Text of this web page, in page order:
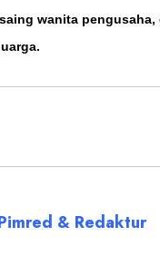
wanita
& Redaktur